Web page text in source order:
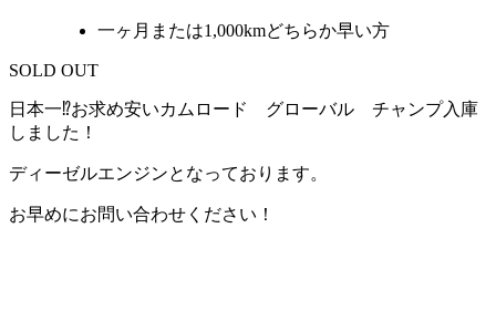
一ヶ月または1,000kmどちらか早い方
SOLD OUT
日本一⁉お求め安いカムロード グローバル チャンプ入庫
しました！
ディーゼルエンジンとなっております。
お早めにお問い合わせください！